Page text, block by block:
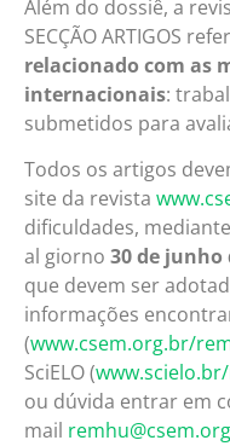
Além do dossiê, a
SECÇÃO ARTIGOS
relacionado com as
internacionais:
submetidos para
Todos os artigos
site da revista
dificuldades,
al giorno 30 de junho
que devem ser
informações
(www.csem.org.br/
SciELO (
ou dúvida entrar em
mail